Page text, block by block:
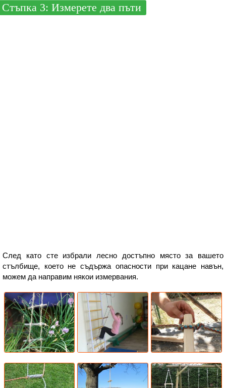
Стъпка 3: Измерете два пъти
След като сте избрали лесно достъпно място за вашето
стълбище, което не съдържа опасности при кацане навън,
можем да направим някои измервания.